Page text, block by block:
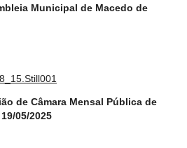
Municipal de Macedo de
de Câmara Mensal Pública de
05/2025